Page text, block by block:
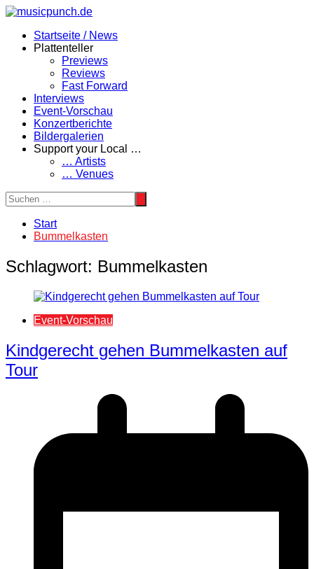
Zum
springenStartseite / News
Plattenteller
Previews
Reviews
Fast Forward
Interviews
Event-Vorschau
Konzertberichte
Bildergalerien
Support your Local …
… Artists
… Venues
Start
Bummelkasten
Schlagwort: Bummelkasten
Event-Vorschau
Kindgerecht gehen Bummelkasten auf
Tour